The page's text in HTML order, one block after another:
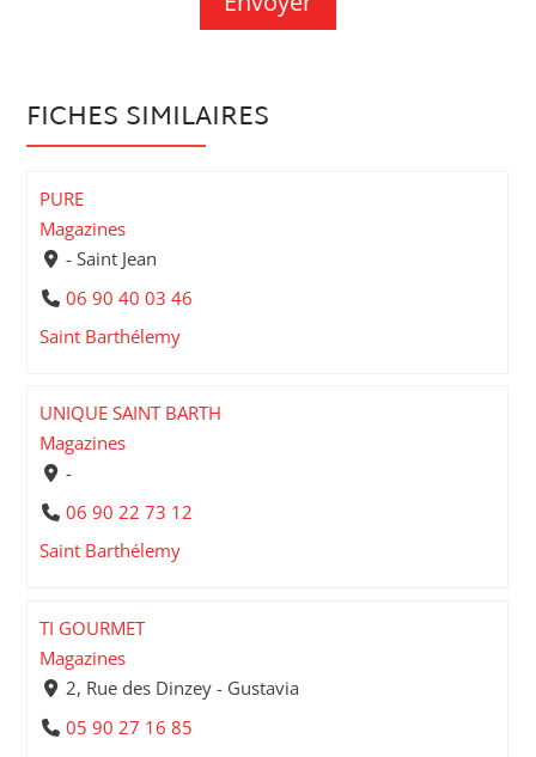
FICHES SIMILAIRES
PURE
Magazines
- Saint Jean
06 90 40 03 46
Saint Barthélemy
UNIQUE SAINT BARTH
Magazines
-
06 90 22 73 12
Saint Barthélemy
TI GOURMET
Magazines
2, Rue des Dinzey - Gustavia
05 90 27 16 85